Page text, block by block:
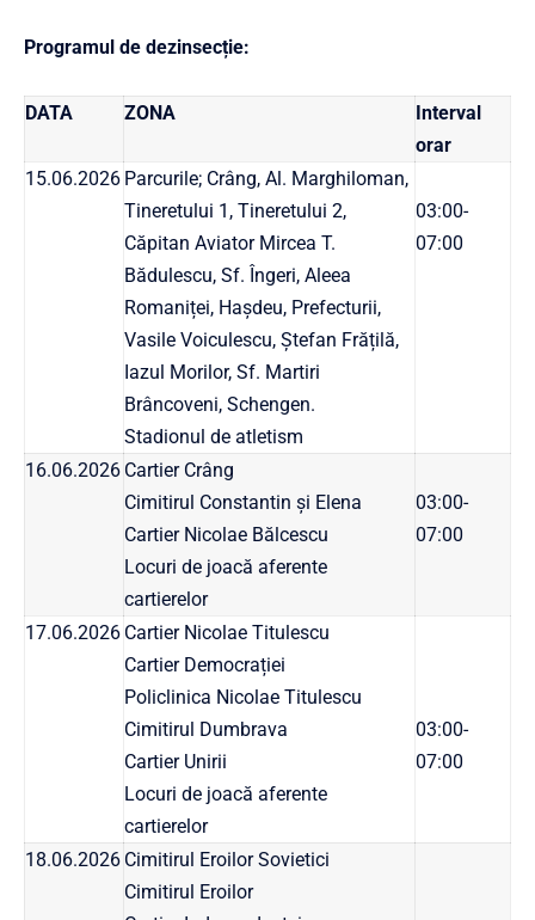
Programul de dezinsecție:
DATA ZONA
Interval
orar
15.06.2026 Parcurile; Crâng, Al. Marghiloman,
Tineretului 1, Tineretului 2,
Căpitan Aviator Mircea T.
Bădulescu, Sf. Îngeri, Aleea
Romaniței, Hașdeu, Prefecturii,
Vasile Voiculescu, Ștefan Frățilă,
Iazul Morilor, Sf. Martiri
Brâncoveni, Schengen.
Stadionul de atletism
03:00-
07:00
16.06.2026 Cartier Crâng
Cimitirul Constantin și Elena
Cartier Nicolae Bălcescu
Locuri de joacă aferente
cartierelor
03:00-
07:00
17.06.2026 Cartier Nicolae Titulescu
Cartier Democrației
Policlinica Nicolae Titulescu
Cimitirul Dumbrava
Cartier Unirii
Locuri de joacă aferente
cartierelor
03:00-
07:00
18.06.2026 Cimitirul Eroilor Sovietici
Cimitirul Eroilor